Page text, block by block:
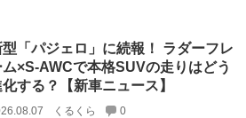
型「パジェロ」に続報！ ラダーフレ
ム×S-AWCで本格SUVの走りはどう
する？【新車ニュース】
くるくら 0